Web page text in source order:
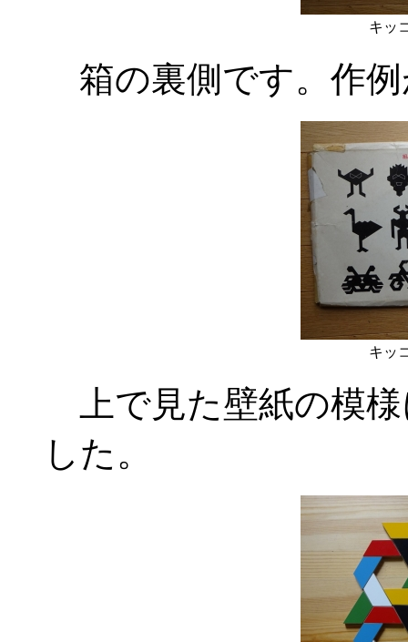
キッ
箱の裏側です。作
キッ
上で見た壁紙の模
した。